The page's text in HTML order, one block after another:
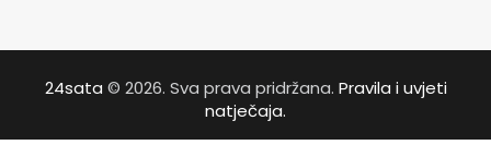
24sata © 2026. Sva prava pridržana. Pravila i uvjeti
natječaja.